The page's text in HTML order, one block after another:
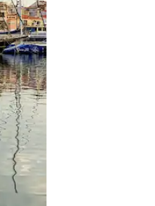
ekranin.